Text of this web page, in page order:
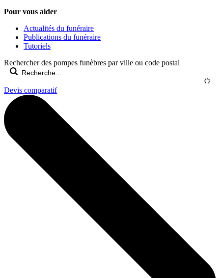
Pour vous aider
Actualités du funéraire
Publications du funéraire
Tutoriels
Rechercher des pompes funèbres par ville ou code postal
Devis comparatif